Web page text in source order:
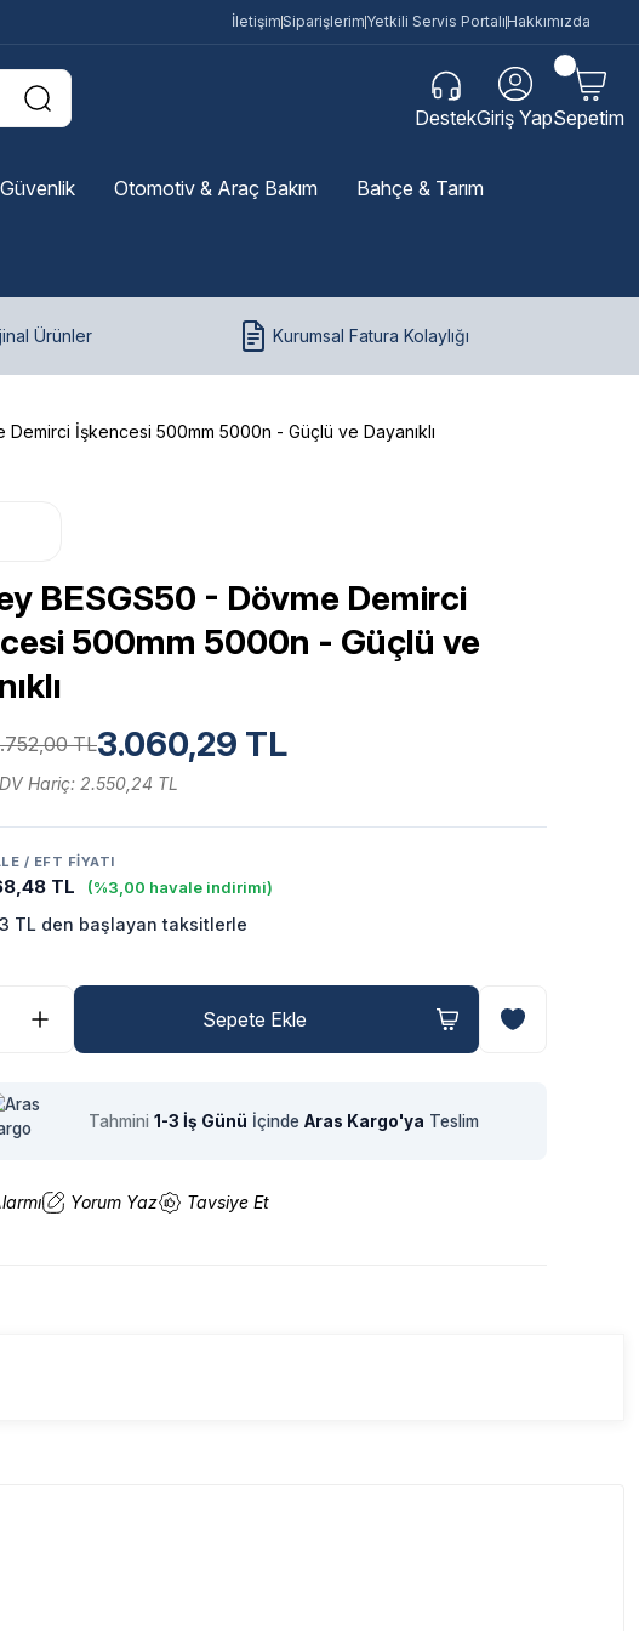
İletişimSiparişlerim Yetkili Servis Portalı Hakkımızda
DestekGiriş YapSepetim
Otomotiv & Araç Bakım Bahçe & Tarım
Ürünler Kurumsal Fatura Kolaylığı
Demirci İşkencesi 500mm 5000n - Güçlü ve Dayanıklı
BESGS50 - Dövme Demirci
500mm 5000n - Güçlü ve
TL3.060,29 TL
Hariç: 2.550,24 TL
/ EFT FIYATI
TL (%3,00 havale indirimi)
TL den başlayan taksitlerle
Sepete Ekle
Tahmini 1-3 İş Günü İçinde Aras Kargo'ya Teslim
Yorum Yaz Tavsiye Et